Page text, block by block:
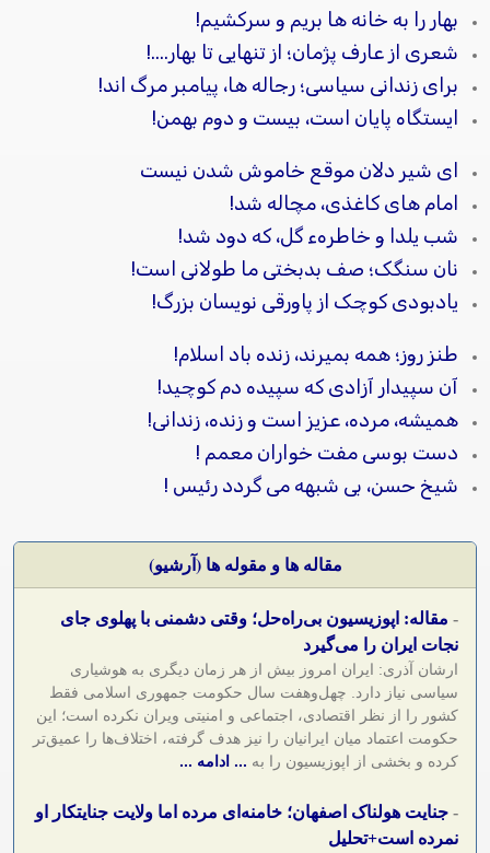
بهار را به خانه ها بریم و سرکشیم!
شعری از عارف پژمان؛ از تنهایی تا بهار....!
برای زندانی سیاسی؛ رجاله ها، پیامبر مرگ اند!
ایستگاه پایان است، بیست و دوم بهمن!
ای شیر دلان موقع خاموش شدن نیست
امام های کاغذی، مچاله شد!
شب یلدا و خاطرهء گل، که دود شد!
نان سنگک؛ صف بدبختی ما طولانی است!
یادبودی کوچک از پاورقی نویسان بزرگ!
طنز روز؛ همه بمیرند، زنده باد اسلام!
آن سپیدار آزادی که سپیده دم کوچید!
همیشه، مرده، عزیز است و زنده، زندانی!
دست بوسی مفت خواران معمم !
شیخ حسن، بی شبهه می گردد رئیس !
مقاله ها و مقوله ها (آرشيو)
- مقاله: اپوزیسیون بی‌راه‌حل؛ وقتی دشمنی با پهلوی جای
نجات ایران را می‌گیرد
ارشان آذری: ایران امروز بیش از هر زمان دیگری به هوشیاری
سیاسی نیاز دارد. چهل‌وهفت سال حکومت جمهوری اسلامی فقط
کشور را از نظر اقتصادی، اجتماعی و امنیتی ویران نکرده است؛ این
حکومت اعتماد میان ایرانیان را نیز هدف گرفته، اختلاف‌ها را عمیق‌تر
کرده و بخشی از اپوزیسیون را به ... ادامه ...
- جنایت هولناک اصفهان؛ خامنه‌ای مرده اما ولایت جنایتکار او
نمرده است+تحلیل